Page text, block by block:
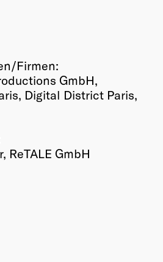
Firmen:
GmbH,
Digital District Paris,
ReTALE GmbH